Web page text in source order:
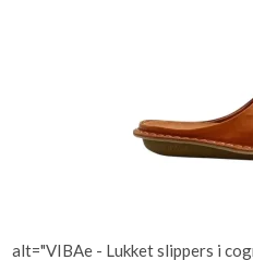
alt="VIBAe - Lukket slippers i